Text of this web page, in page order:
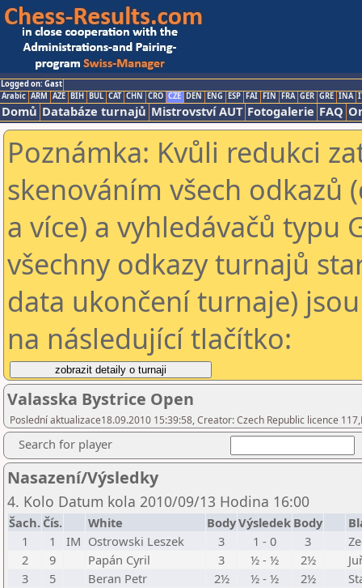
Logged on: Gast
Arabic ARM AZE BIH BUL CAT CHN CRO CZE DEN ENG ESP FAI FIN FRA GER GRE INA
Domů Databáze turnajů Mistrovství AUT Fotogalerie FAQ
Poznámka: Kvůli redukci
skenováním všech odkazů
a více) a vyhledávačů typu
všechny odkazy turnajů
data ukončení turnaje)
na následující tlačítko:
Valasska Bystrice Open
Poslední aktualizace18.09.2010 15:39:58, Creator: Czech Republic licence
Search for player
Nasazení/Výsledky
4. Kolo Datum kola 2010/09/13 Hodina 16:00
Šach. Čís. White BodyVýsledek Body
1
1 IM Ostrowski Leszek 3 1 - 0 3
2
9 Papán Cyril 3 ½ - ½ 2½
3
5 Beran Petr 2½ ½ - ½ 2½